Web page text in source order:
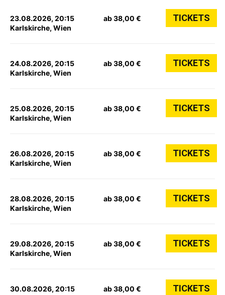
23.08.2026, 20:15
Karlskirche, Wien
ab 38,00 € TICKETS
24.08.2026, 20:15
Karlskirche, Wien
ab 38,00 € TICKETS
25.08.2026, 20:15
Karlskirche, Wien
ab 38,00 € TICKETS
26.08.2026, 20:15
Karlskirche, Wien
ab 38,00 € TICKETS
28.08.2026, 20:15
Karlskirche, Wien
ab 38,00 € TICKETS
29.08.2026, 20:15
Karlskirche, Wien
ab 38,00 € TICKETS
30.08.2026, 20:15
ab 38,00 € TICKETS